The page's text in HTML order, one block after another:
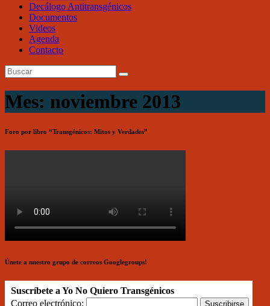
Decálogo Antitransgénicos
Documentos
Videos
Agenda
Contacto
Mes: noviembre 2013
Foro por libro “Transgénicos: Mitos y Verdades”
Únete a nuestro grupo de correos Googlegroups!
Suscríbete a Yo No Quiero Transgénicos
Correo electrónico: